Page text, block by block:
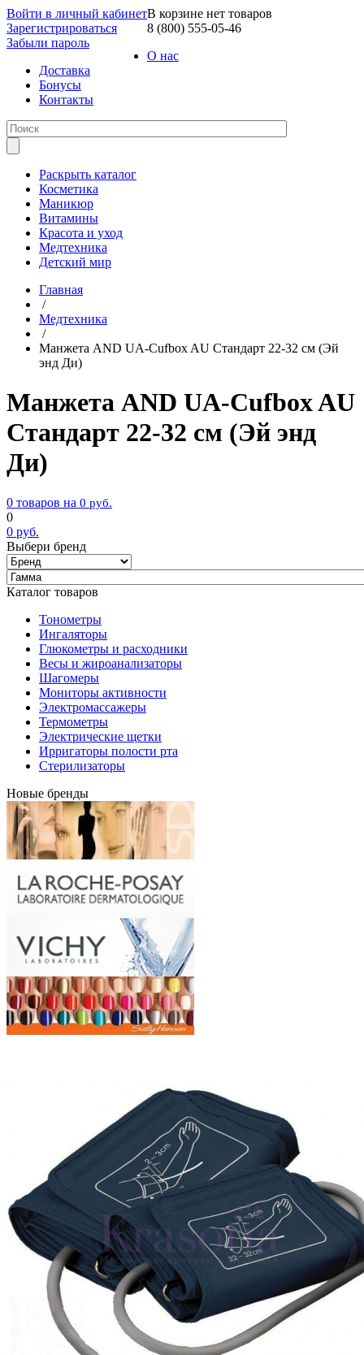
Войти в личный кабинет
Зарегистрироваться
Забыли пароль
В корзине нет товаров
8 (800) 555-05-46
О нас
Доставка
Бонусы
Контакты
Раскрыть каталог
Косметика
Маникюр
Витамины
Красота и уход
Медтехника
Детский мир
Главная
/
Медтехника
/
Манжета AND UA-Cufbox AU Стандарт 22-32 см (Эй
энд Ди)
Манжета AND UA-Cufbox AU
Стандарт 22-32 см (Эй энд
Ди)
0 товаров на 0 руб.
0
0 руб.
Выбери бренд
Каталог товаров
Тонометры
Ингаляторы
Глюкометры и расходники
Весы и жироанализаторы
Шагомеры
Мониторы активности
Электромассажеры
Термометры
Электрические щетки
Ирригаторы полости рта
Стерилизаторы
Новые бренды